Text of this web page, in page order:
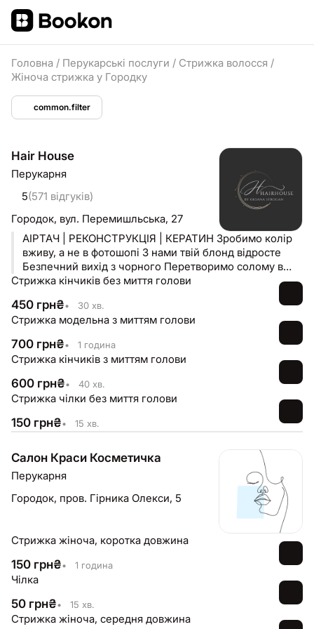
Головна / Перукарські послуги / Стрижка волосся /
Жіноча стрижка у Городку
common.filter
Hair House
Перукарня
5(571 відгуків)
Городок, вул. Перемишльська, 27
АІРТАЧ | РЕКОНСТРУКЦІЯ | КЕРАТИН Зробимо колір
вживу, а не в фотошопі З нами твій блонд відросте
Безпечний вихід з чорного Перетворимо солому в
шовк
Стрижка кінчиків без миття голови
450 грн₴• 30 хв.
Стрижка модельна з миттям голови
700 грн₴• 1 година
Стрижка кінчиків з миттям голови
600 грн₴• 40 хв.
Стрижка чілки без миття голови
150 грн₴• 15 хв.
Салон Краси Косметичка
Перукарня
Городок, пров. Гірника Олекси, 5
Стрижка жіноча, коротка довжина
150 грн₴• 1 година
Чілка
50 грн₴• 15 хв.
Стрижка жіноча, середня довжина